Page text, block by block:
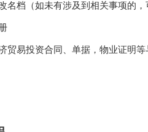
名档（如未有涉及到相关事项的
贸易投资合同、单据，物业证明